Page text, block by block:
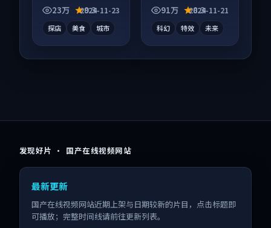
层层推进，尾声常有
23万 9.3
2024-11-23
探店 美食 城市
观看，细节更丰富。
91万 8.3
2024-11-21
科幻 特效 未来
发现好片 · 国产在线视频网站
最新更新
国产在线视频网站近期上架与日期较新的片目，点击标题即
可播放；完整时间线请前往更新列表。